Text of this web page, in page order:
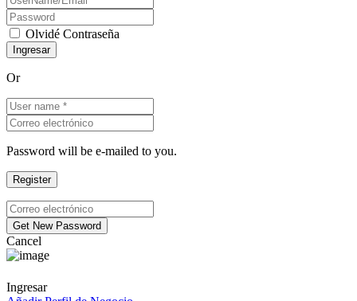
Olvidé Contraseña
Or
Password will be e-mailed to you.
Cancel
Ingresar